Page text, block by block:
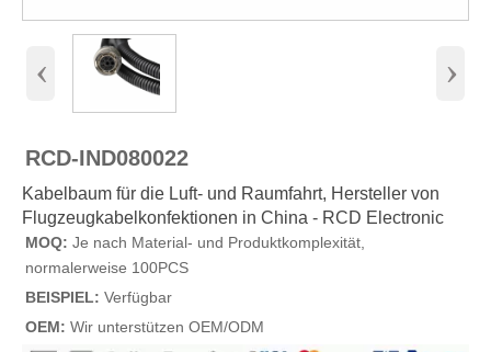
‹ ›
RCD-IND080022
Kabelbaum für die Luft- und Raumfahrt, Hersteller von
Flugzeugkabelkonfektionen in China - RCD Electronic
MOQ: Je nach Material- und Produktkomplexität,
normalerweise 100PCS
BEISPIEL: Verfügbar
OEM: Wir unterstützen OEM/ODM